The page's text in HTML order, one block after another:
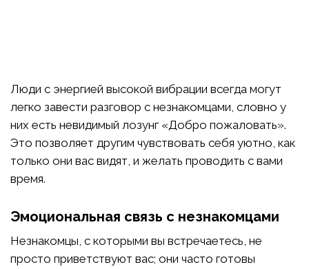
Люди с энергией высокой вибрации всегда могут
легко завести разговор с незнакомцами, словно у
них есть невидимый лозунг «Добро пожаловать».
Это позволяет другим чувствовать себя уютно, как
только они вас видят, и желать проводить с вами
время.
Эмоциональная связь с незнакомцами
Незнакомцы, с которыми вы встречаетесь, не
просто приветствуют вас; они часто готовы